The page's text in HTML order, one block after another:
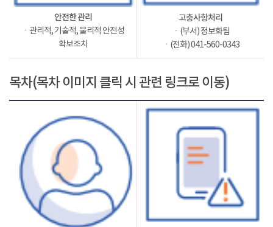
안전한 관리
ㆍ관리적, 기술적, 물리적 안전성
확보조치
고충사항처리
ㆍ(부서) 정보화팀
ㆍ(전화) 041-560-0343
목차(목차 이미지 클릭 시 관련 링크로 이동)